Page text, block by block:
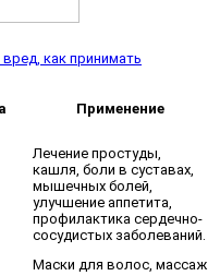
как принимать
Применение
Лечение простуды,
кашля, боли в суставах,
мышечных болей,
улучшение аппетита,
профилактика сердечно-
сосудистых заболеваний.
Маски для волос, массаж